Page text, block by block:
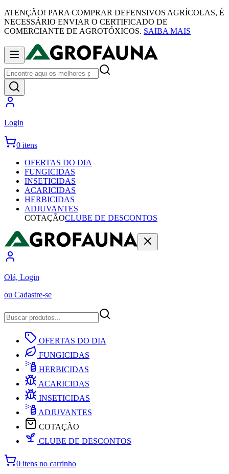
ATENÇÃO! PARA COMPRAR DEFENSIVOS AGRÍCOLAS, É
NECESSÁRIO ENVIAR O CERTIFICADO DE
COMERCIANTE DE AGROTÓXICOS. SAIBA MAIS
Login
0 itens
OFERTAS DO DIA
FUNGICIDAS
INSETICIDAS
ACARICIDAS
HERBICIDAS
ADJUVANTES
COTAÇÃOCLUBE DE DESCONTOS
Olá, Login
ou Cadastre-se
OFERTAS DO DIA
FUNGICIDAS
HERBICIDAS
ACARICIDAS
INSETICIDAS
ADJUVANTES
COTAÇÃO
CLUBE DE DESCONTOS
0 itens no carrinho